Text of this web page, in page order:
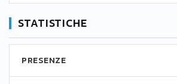
STATISTICHE
PRESENZE